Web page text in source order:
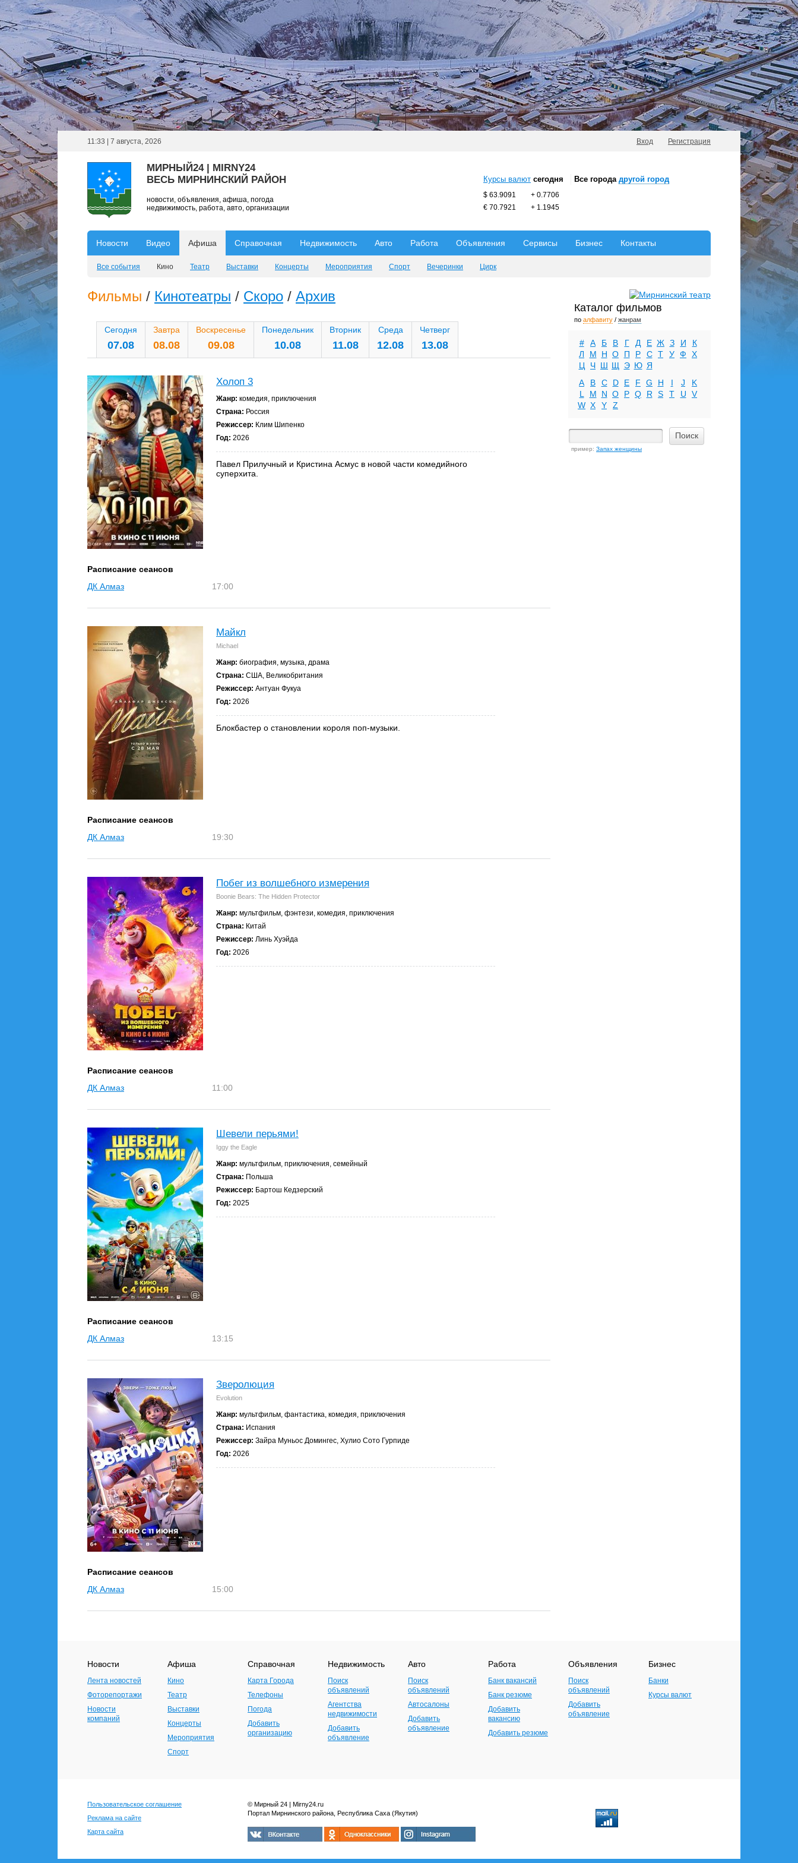
11:33 | 7 августа, 2026 Вход Регистрация
МИРНЫЙ24 | MIRNY24
ВЕСЬ МИРНИНСКИЙ РАЙОН
новости, объявления, афиша, погода
недвижимость, работа, авто, организации
Все города другой город
Курсы валют сегодня
$ 63.9091 + 0.7706
€ 70.7921
+ 1.1945
Новости Видео Афиша Справочная Недвижимость Авто Работа Объявления Сервисы Бизнес Контакты
Все события Кино Театр Выставки Концерты Мероприятия Спорт Вечеринки Цирк
Фильмы / Кинотеатры / Скоро / Архив
Сегодня
07.08
Завтра
08.08
Воскресенье
09.08
Понедельник
10.08
Вторник
11.08
Среда
12.08
Четверг
13.08
Холоп 3
Жанр: комедия, приключения
Страна: Россия
Режиссер: Клим Шипенко
Год: 2026
Павел Прилучный и Кристина Асмус в новой части комедийного
суперхита.
Расписание сеансов
ДК Алмаз
17:00
Майкл
Michael
Жанр: биография, музыка, драма
Страна: США, Великобритания
Режиссер: Антуан Фукуа
Год: 2026
Блокбастер о становлении короля поп-музыки.
Расписание сеансов
ДК Алмаз
19:30
Побег из волшебного измерения
Boonie Bears: The Hidden Protector
Жанр: мультфильм, фэнтези, комедия, приключения
Страна: Китай
Режиссер: Линь Хуэйда
Год: 2026
Расписание сеансов
ДК Алмаз
11:00
Шевели перьями!
Iggy the Eagle
Жанр: мультфильм, приключения, семейный
Страна: Польша
Режиссер: Бартош Кедзерский
Год: 2025
Расписание сеансов
ДК Алмаз
13:15
Зверолюция
Evolution
Жанр: мультфильм, фантастика, комедия, приключения
Страна: Испания
Режиссер: Зайра Муньос Домингес, Хулио Сото Гурпиде
Год: 2026
Расписание сеансов
ДК Алмаз
15:00
Каталог фильмов
по алфавиту / жанрам
# А Б В Г Д Е Ж З И
К
Л
М Н О П Р С Т У Ф
Х
Ц
Ч Ш Щ Э Ю Я
A
B C D E F G H I J
K
L
M N O P Q R S T U
V
W X Y Z
пример: Запах женщины
Новости
Лента новостей
Фоторепортажи
Новости
компаний
Афиша
Кино
Театр
Выставки
Концерты
Мероприятия
Спорт
Справочная
Карта Города
Телефоны
Погода
Добавить
организацию
Недвижимость
Поиск
объявлений
Агентства
недвижимости
Добавить
объявление
Авто
Поиск
объявлений
Автосалоны
Добавить
объявление
Работа
Банк вакансий
Банк резюме
Добавить
вакансию
Добавить резюме
Объявления
Поиск
объявлений
Добавить
объявление
Бизнес
Банки
Курсы валют
Пользовательское соглашение
Реклама на сайте
Карта сайта
© Мирный 24 | Mirny24.ru
Портал Мирнинского района, Республика Саха (Якутия)